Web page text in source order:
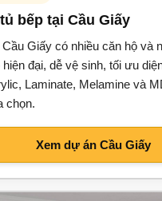
bếp tại Cầu Giấy
Giấy có nhiều căn hộ và
hiện đại, dễ vệ sinh, tối ưu
Laminate, Melamine và
chọn.
Xem dự án Cầu Giấy